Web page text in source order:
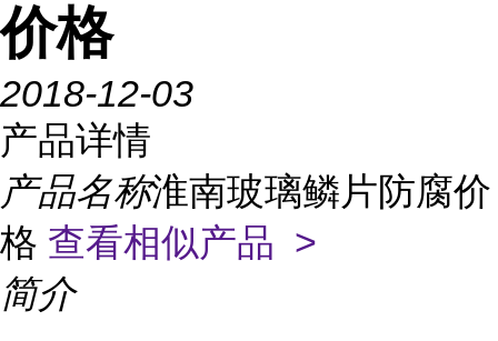
价格
2018-12-03
产品详情
产品名称淮南玻璃鳞片防腐价
格 查看相似产品 >
简介